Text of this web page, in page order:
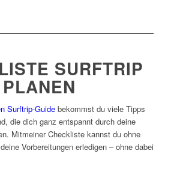
SURFTRIP
PLANEN
Surftrip-Guidebekommst du viele Tipps
die dich ganz entspannt durch deine
Mitmeiner Checkliste kannst du ohne
Vorbereitungen erledigen – ohne dabei